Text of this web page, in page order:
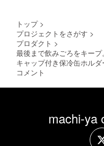
トップ >
プロジェクトをさがす >
プロダクト >
最後まで飲みごろをキー
キャップ付き保冷缶ホルダ
コメント
machi-ya